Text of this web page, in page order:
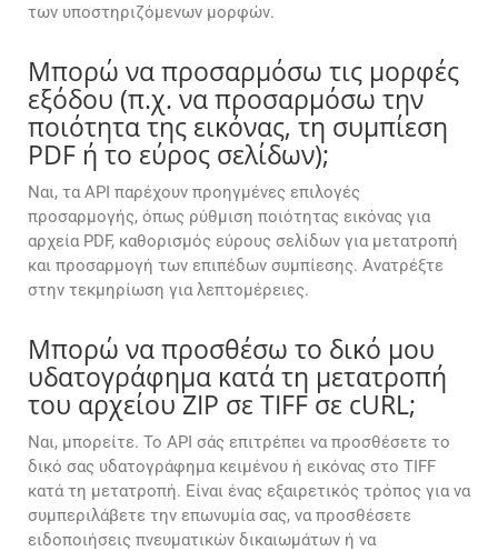
των υποστηριζόμενων μορφών.
Μπορώ να προσαρμόσω τις μορφές
εξόδου (π.χ. να προσαρμόσω την
ποιότητα της εικόνας, τη συμπίεση
PDF ή το εύρος σελίδων);
Ναι, τα API παρέχουν προηγμένες επιλογές
προσαρμογής, όπως ρύθμιση ποιότητας εικόνας για
αρχεία PDF, καθορισμός εύρους σελίδων για μετατροπή
και προσαρμογή των επιπέδων συμπίεσης. Ανατρέξτε
στην τεκμηρίωση για λεπτομέρειες.
Μπορώ να προσθέσω το δικό μου
υδατογράφημα κατά τη μετατροπή
του αρχείου ZIP σε TIFF σε cURL;
Ναι, μπορείτε. Το API σάς επιτρέπει να προσθέσετε το
δικό σας υδατογράφημα κειμένου ή εικόνας στο TIFF
κατά τη μετατροπή. Είναι ένας εξαιρετικός τρόπος για να
συμπεριλάβετε την επωνυμία σας, να προσθέσετε
ειδοποιήσεις πνευματικών δικαιωμάτων ή να